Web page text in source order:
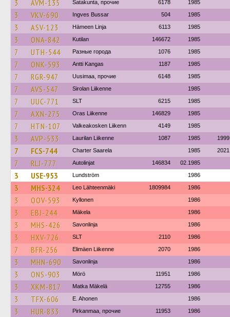
3 AVM-135 Satakunta, прочие 6178 1985
3 VKV-690 Ingves Bussar 504 1985
3 ASV-123 Hämeen Linja 6113 1985
3 ONA-842 Kutilan 146672 1985
7 UTH-544 Разные города 1076 1985
7 ONK-593 Antti Kangas 1187 1985
7 RGR-947 Uusimaa, прочие 6148 1985
7 AVS-547 Sirolan Liikenne 1985
7 UUC-771 SLT 6215 1985
7 AXN-275 Oras Liikenne 146829 1985
7 HTN-107 Valkeakosken Liikenn 4149 1985
3 AVP-533 Laurilan Liikenne 1087 1985 1999
7 FCS-744 Charter Saarela 1985 2021
7 RLJ-777 Autolinjat 146834 02.1985
3 USE-953 Lundström 1986
3 MHS-324 Leo Lähteenmäki 1809984 1986
3 OOV-593 Kyllonen 1986
3 EBJ-244 Mäkela 1986
3 MHS-426 Savonlinja 1986
3 HXV-726 SLT 2110 1986
7 BFR-256 Elimäen Liikenne 2070 1986
3 MHN-690 Savonlinja 1986
3 ONS-903 Mörö 11951 1986
3 XKM-817 Matka Mäkelä 12755 1986
3 TFX-606 E. Ahonen 1986
3 HUR-833 Pirkanmaa, прочие 11953 1986